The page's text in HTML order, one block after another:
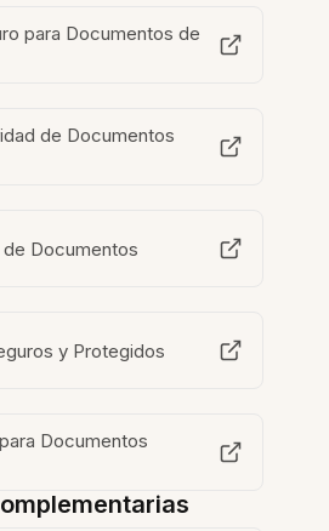
para Documentos de
de Documentos
Documentos
y Protegidos
Documentos